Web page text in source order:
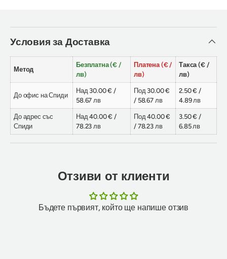
Условия за Доставка
Метод
Безплатна (€ /
лв)
Платена (€ /
лв)
Такса (€ /
лв)
До офис на Спиди
Над 30.00 € /
58.67 лв
Под 30.00 €
/ 58.67 лв
2.50 € /
4.89 лв
До адрес със
Спиди
Над 40.00 € /
78.23 лв
Под 40.00 €
/ 78.23 лв
3.50 € /
6.85 лв
Отзиви от клиенти
Бъдете първият, който ще напише отзив